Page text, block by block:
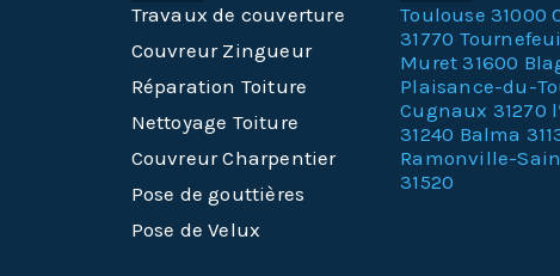
Travaux de couverture
Couvreur Zingueur
Réparation Toiture
Nettoyage Toiture
Couvreur Charpentier
Pose de gouttières
Pose de Velux
Toulouse 31000
31770
Muret 31600
Plaisance-du-
Cugnaux 31270
31240 Balma
Ramonville-
31520